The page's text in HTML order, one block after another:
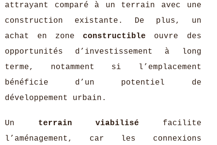
attrayant comparé à un terrain avec une
construction existante. De plus, un
achat en zoneconstructible ouvre des
opportunités d’investissement à long
terme, notamment si l’emplacement
bénéficie d’un potentiel de
développement urbain.
Un terrain viabilisé facilite
l’aménagement, car les connexions